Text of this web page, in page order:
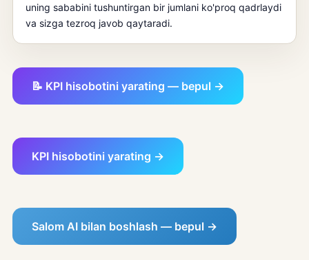
uning sababini tushuntirgan bir jumlani ko'proq qadrlaydi
va sizga tezroq javob qaytaradi.
📝 KPI hisobotini yarating — bepul →
KPI hisobotini yarating →
Salom AI bilan boshlash — bepul →